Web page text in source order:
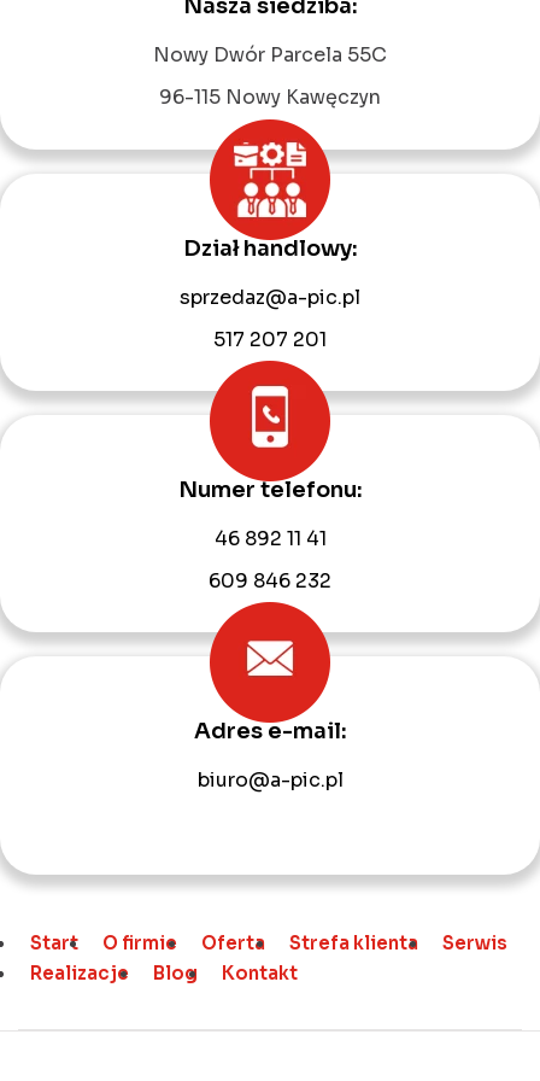
Nasza siedziba:
Nowy Dwór Parcela 55C
96-115 Nowy Kawęczyn
Dział handlowy:
sprzedaz@a-pic.pl
517 207 201
Numer telefonu:
46 892 11 41
609 846 232
Adres e-mail:
biuro@a-pic.pl
Start O firmie Oferta Strefa klienta
Serwis
Realizacje
Blog Kontakt